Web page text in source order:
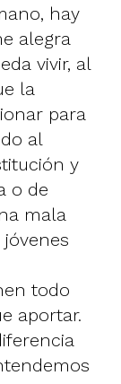
hay
alegra
vivir, al
la
para
al
y
o de
mala
todo
aportar.